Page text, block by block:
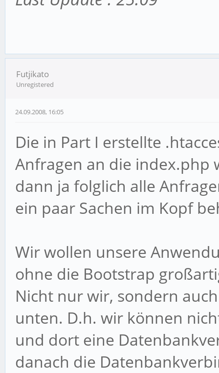
Futjikato
Unregistered
24.09.2008, 16:05
Die in Part I erstellte
Anfragen an die index.php
dann ja folglich alle
ein paar Sachen im Kopf
Wir wollen unsere
ohne die Bootstrap
Nicht nur wir, sondern
unten. D.h. wir können
und dort eine
danach die